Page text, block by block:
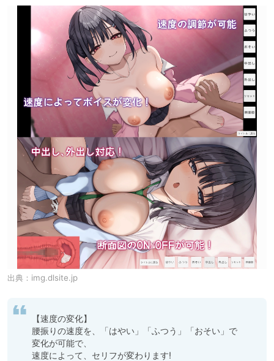
出典： img.dlsite.jp
【速度の変化】
腰振りの速度を、「はやい」「ふつう」「おそい」で
変化が可能で、
速度によって、セリフが変わります!